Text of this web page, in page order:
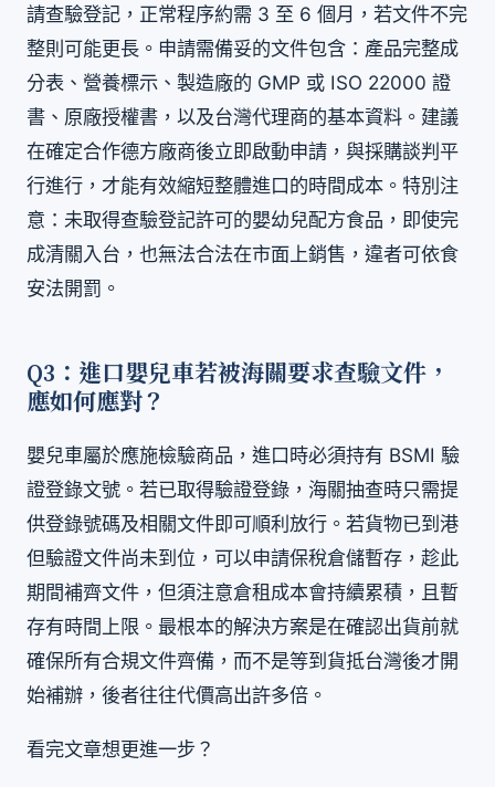
請查驗登記，正常程序約需 3 至 6 個月，若文件不完
整則可能更長。申請需備妥的文件包含：產品完整成
分表、營養標示、製造廠的 GMP 或 ISO 22000 證
書、原廠授權書，以及台灣代理商的基本資料。建議
在確定合作德方廠商後立即啟動申請，與採購談判平
行進行，才能有效縮短整體進口的時間成本。特別注
意：未取得查驗登記許可的嬰幼兒配方食品，即使完
成清關入台，也無法合法在市面上銷售，違者可依食
安法開罰。
Q3：進口嬰兒車若被海關要求查驗文件，
應如何應對？
嬰兒車屬於應施檢驗商品，進口時必須持有 BSMI 驗
證登錄文號。若已取得驗證登錄，海關抽查時只需提
供登錄號碼及相關文件即可順利放行。若貨物已到港
但驗證文件尚未到位，可以申請保稅倉儲暫存，趁此
期間補齊文件，但須注意倉租成本會持續累積，且暫
存有時間上限。最根本的解決方案是在確認出貨前就
確保所有合規文件齊備，而不是等到貨抵台灣後才開
始補辦，後者往往代價高出許多倍。
看完文章想更進一步？